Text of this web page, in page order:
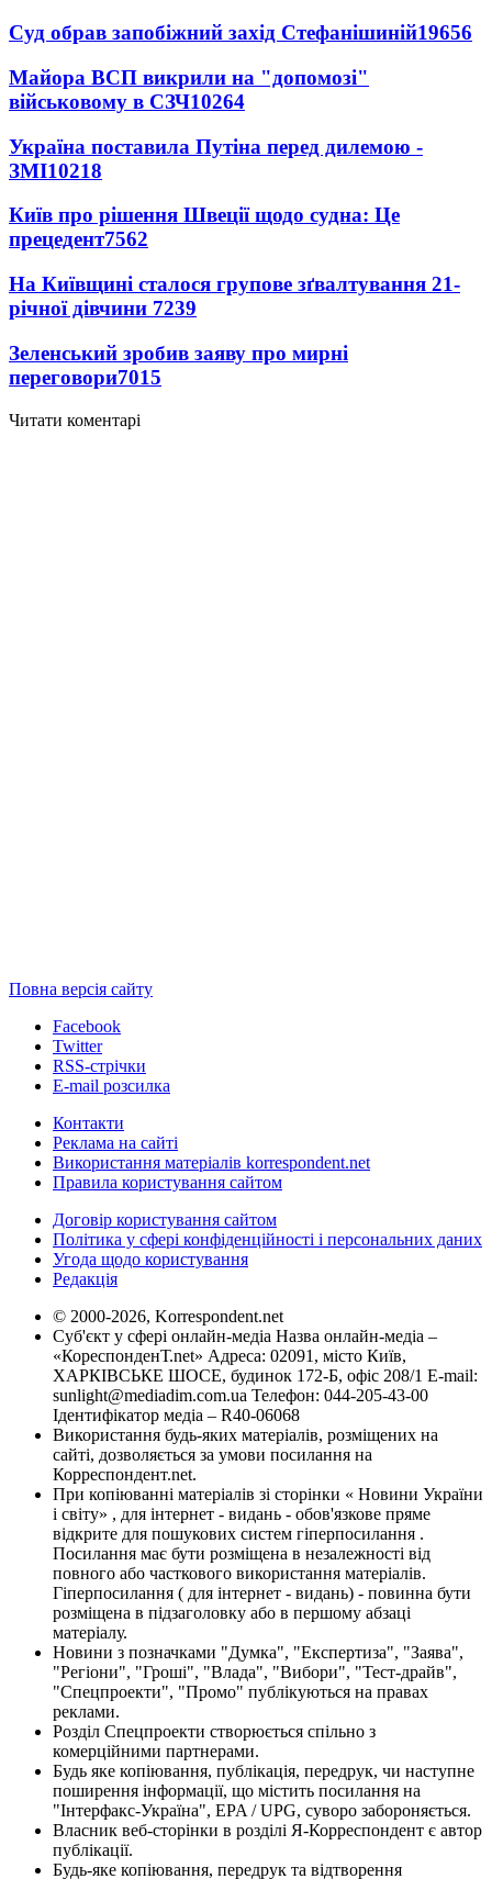
Суд обрав запобіжний захід Стефанішиній19656
Майора ВСП викрили на "допомозі"
військовому в СЗЧ10264
Україна поставила Путіна перед дилемою -
ЗМІ10218
Київ про рішення Швеції щодо судна: Це
прецедент7562
На Київщині сталося групове зґвалтування 21-
річної дівчини 7239
Зеленський зробив заяву про мирні
переговори7015
Читати коментарі
Повна версія сайту
Facebook
Twitter
RSS-стрічки
E-mail розсилка
Контакти
Реклама на сайті
Використання матеріалів korrespondent.net
Правила користування сайтом
Договір користування сайтом
Політика у сфері конфіденційності і персональних даних
Угода щодо користування
Редакція
© 2000-2026, Korrespondent.net
Суб'єкт у сфері онлайн-медіа Назва онлайн-медіа –
«КореспонденТ.net» Адреса: 02091, місто Київ,
ХАРКІВСЬКЕ ШОСЕ, будинок 172-Б, офіс 208/1 E-mail:
sunlight@mediadim.com.ua Телефон: 044-205-43-00
Ідентифікатор медіа – R40-06068
Використання будь-яких матеріалів, розміщених на
сайті, дозволяється за умови посилання на
Корреспондент.net.
При копіюванні матеріалів зі сторінки « Новини України
і світу» , для інтернет - видань - обов'язкове пряме
відкрите для пошукових систем гіперпосилання .
Посилання має бути розміщена в незалежності від
повного або часткового використання матеріалів.
Гіперпосилання ( для інтернет - видань) - повинна бути
розміщена в підзаголовку або в першому абзаці
матеріалу.
Новини з позначками "Думка", "Експертиза", "Заява",
"Регіони", "Гроші", "Влада", "Вибори", "Тест-драйв",
"Спецпроекти", "Промо" публікуються на правах
реклами.
Розділ Спецпроекти створюється спільно з
комерційними партнерами.
Будь яке копіювання, публікація, передрук, чи наступне
поширення інформації, що містить посилання на
"Інтерфакс-Україна", EPA / UPG, суворо забороняється.
Власник веб-сторінки в розділі Я-Корреспондент є автор
публікації.
Будь-яке копіювання, передрук та відтворення